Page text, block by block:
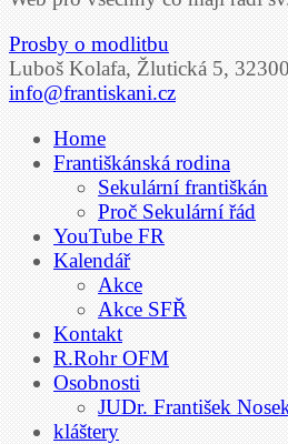
Prosby o modlitbu
Luboš Kolafa, Žlutická 5,
info@frantiskani.cz
Home
Františkánská rodina
Sekulární františkán
Proč Sekulární řád
YouTube FR
Kalendář
Akce
Akce SFŘ
Kontakt
R.Rohr OFM
Osobnosti
JUDr. František
kláštery